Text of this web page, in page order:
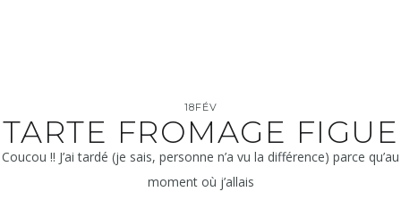
18FÉV
TARTE FROMAGE FIGUE
Coucou !! J’ai tardé (je sais, personne n’a vu la différence) parce qu’au
moment où j’allais